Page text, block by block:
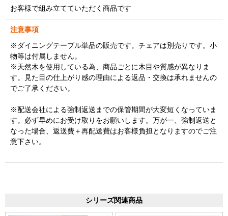
お客様で組み立てていただく商品です
注意事項
※ダイニングテーブル単品の販売です。チェアは別売りです。小
物等は付属しません。
※天然木を使用している為、商品ごとに木目や質感が異なりま
す。見た目の仕上がり感の理由による返品・交換は承れませんの
でご了承ください。
※配送会社による強制返送までの保管期間が大変短くなっていま
す。必ず早めにお受け取りをお願いします。万が一、強制返送と
なった場合、返送費＋再配送費はお客様負担となりますのでご注
意下さい。
シリーズ関連商品